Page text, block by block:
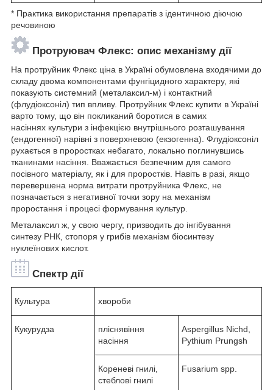
* Практика використання препаратів з ідентичною діючою
речовиною
Протруювач Флекс: опис механізму дії
На протруйник Флекс ціна в Україні обумовлена входячими до
складу двома компонентами фунгіцидного характеру, які
показують системний (металаксил-м) і контактний
(флудіоксоніл) тип впливу. Протруйник Флекс купити в Україні
варто тому, що він покликаний боротися в самих
насіннях культури з інфекцією внутрішнього розташування
(ендогенної) нарівні з поверхневою (екзогенна). Флудіоксоніл
рухається в проростках небагато, локально поглинувшись
тканинами насіння. Вважається безпечним для самого
посівного матеріалу, як і для проростків. Навіть в разі, якщо
перевершена норма витрати протруйника Флекс, не
позначається з негативної точки зору на механізм
проростання і процесі формування культур.
Металаксил ж, у свою чергу, призводить до інгібування
синтезу РНК, стопоря у грибів механізм біосинтезу
нуклеїнових кислот.
Спектр дії
Культура хвороби
Кукурудза
пліснявіння
насіння
Aspergillus Nichd,
Pythium Prungsh
Кореневі гнилі,
стеблові гнилі
Fusarium spp.